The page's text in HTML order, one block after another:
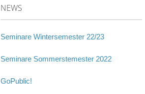
NEWS
Seminare Wintersemester 22/23
Seminare Sommerstemester 2022
GoPublic!